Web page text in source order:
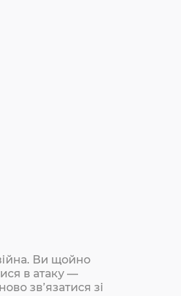
Ви щойно
в атаку —
зв’язатися зі